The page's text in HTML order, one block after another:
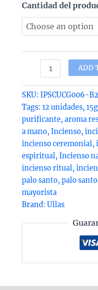
Cantidad del
Incienso
palo
santo
con
copal
organico
Ullas
agarbatti
masala
hecho
mano
de
uds
ADD
SKU: IPSCUCG006-
Tags: 12 unidades, 15g
purificante, aroma
a mano, Incienso,
incienso ceremonial,
espiritual, Incienso
incienso ritual,
palo santo, palo
mayorista
Brand: Ullas